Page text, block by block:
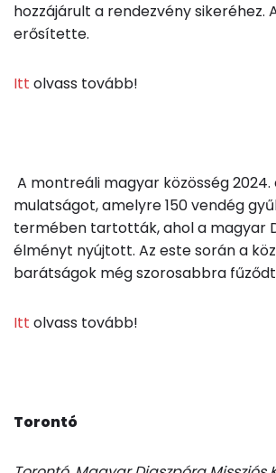
hozzájárult a rendezvény
erősítette.
Itt olvass tovább!
A montreáli magyar közösség
mulatságot, amelyre 150 vendég
termében tartották, ahol a magyar
élményt nyújtott. Az este során a
barátságok még szorosabbra
Itt olvass tovább!
Torontó